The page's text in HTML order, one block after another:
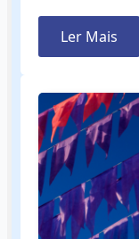
Ler Mais